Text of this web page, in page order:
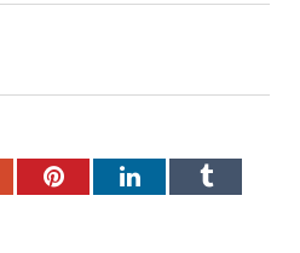
PinterestLinkedInTumblr